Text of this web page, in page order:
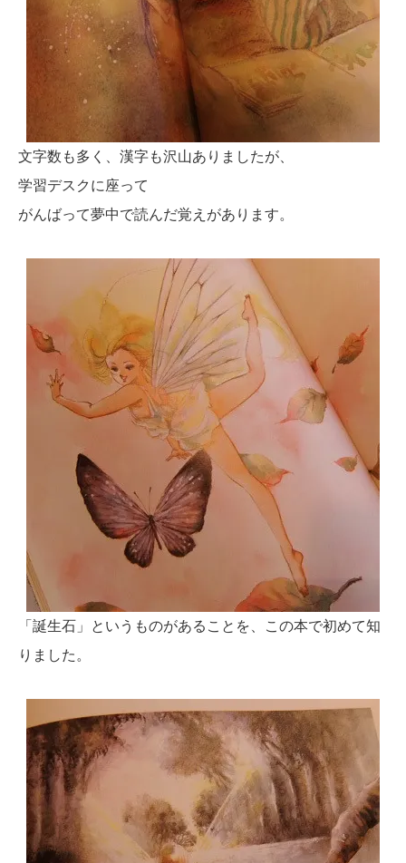
文字数も多く、漢字も沢山ありましたが、
学習デスクに座って
がんばって夢中で読んだ覚えがあります。
「誕生石」というものがあることを、この本で初めて知
りました。